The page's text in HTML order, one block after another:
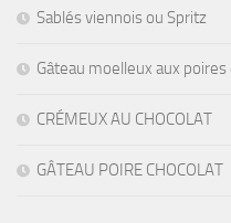
Sablés viennois ou Spritz
Gâteau moelleux aux
CRÉMEUX AU CHOCOLAT
GÂTEAU POIRE CHOCOLAT